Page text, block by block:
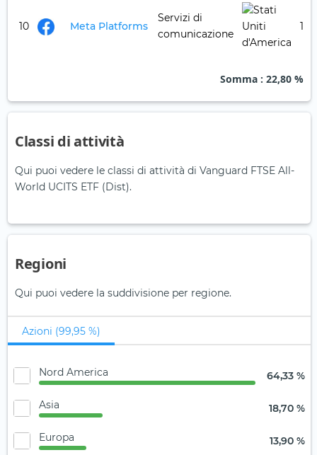
10 Meta Platforms
Servizi di
comunicazione
Somma : 22,80 %
Classi di attività
Qui puoi vedere le classi di attività di Vanguard FTSE All-
World UCITS ETF (Dist).
Regioni
Qui puoi vedere la suddivisione per regione.
Azioni (99,95 %)
Nord America 64,33 %
Asia 18,70 %
Europa 13,90 %